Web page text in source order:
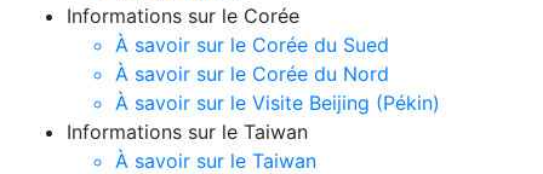
Informations sur le Corée
À savoir sur le Corée du Sued
À savoir sur le Corée du Nord
À savoir sur le Visite Beijing (Pékin)
Informations sur le Taiwan
À savoir sur le Taiwan